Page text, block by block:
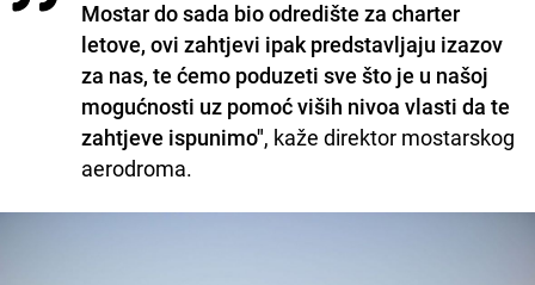
Mostar do sada bio odredište za charter
letove, ovi zahtjevi ipak predstavljaju izazov
za nas, te ćemo poduzeti sve što je u našoj
mogućnosti uz pomoć viših nivoa vlasti da te
zahtjeve ispunimo", kaže direktor mostarskog
aerodroma.